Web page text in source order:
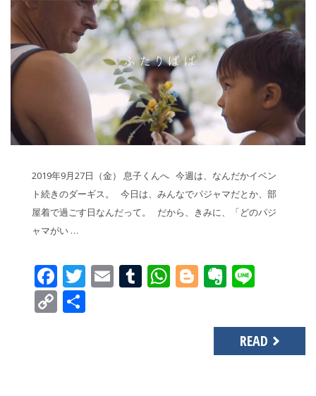
2019年9月27日（金） 息子くんへ 今週は、なんだかイベン
ト続きのダーギス。 今日は、みんなでパジャマだとか、部
屋着で過ごす日なんだって。 だから、きみに、「どのパジ
ャマがい …
Facebook
Twitter
EmailTumblr
WhatsApp
Blogger
Copy
READ